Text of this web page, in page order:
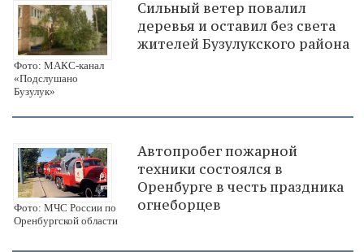
Фото: МАКС-канал
«Подслушано
Бузулук»
Сильный ветер повалил
деревья и оставил без света
жителей Бузулукского района
Фото: МЧС России по
Оренбургской области
Автопробег пожарной
техники состоялся в
Оренбурге в честь праздника
огнеборцев